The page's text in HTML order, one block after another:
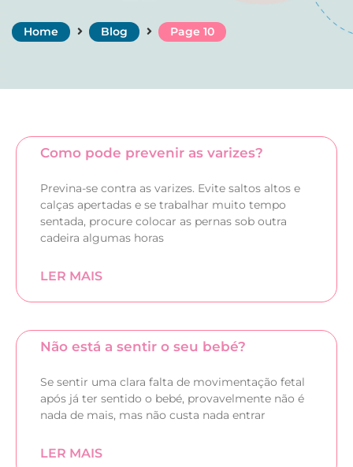
Home Blog Page 10
Como pode prevenir as varizes?
Previna-se contra as varizes. Evite saltos altos e
calças apertadas e se trabalhar muito tempo
sentada, procure colocar as pernas sob outra
cadeira algumas horas
LER MAIS
Não está a sentir o seu bebé?
Se sentir uma clara falta de movimentação fetal
após já ter sentido o bebé, provavelmente não é
nada de mais, mas não custa nada entrar
LER MAIS